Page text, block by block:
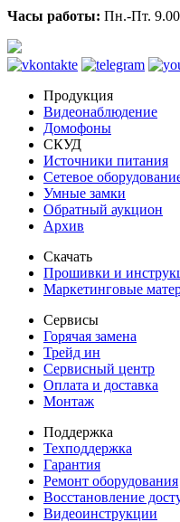
Часы работы: Пн.-Пт.
Продукция
Видеонаблюдение
Домофоны
СКУД
Источники питания
Сетевое
Умные замки
Обратный аукцион
Архив
Скачать
Прошивки и
Маркетинговые
Сервисы
Горячая замена
Трейд ин
Сервисный центр
Оплата и доставка
Монтаж
Поддержка
Техподдержка
Гарантия
Ремонт оборудования
Восстановление
Видеоинструкции